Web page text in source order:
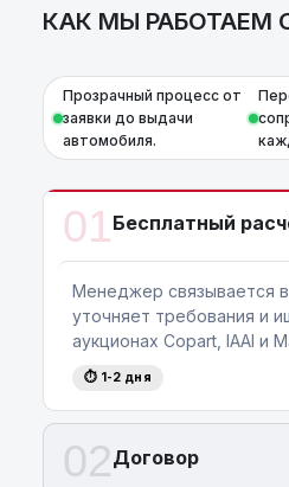
КАК МЫ РАБОТАЕМ
Прозрачный процесс от
заявки до выдачи
автомобиля.
01Бесплатный
Менеджер связывается в
уточняет требования и
аукционах Copart, IAAI и
⏱ 1-2 дня
02Договор